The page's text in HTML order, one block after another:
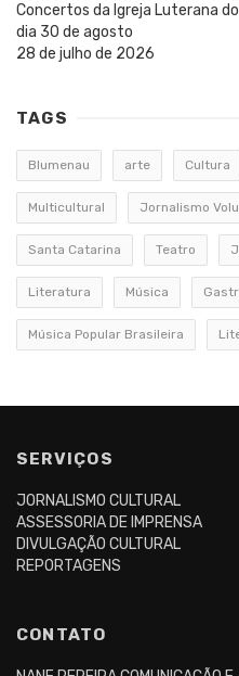
Concertos da Igreja Luterana
dia 30 de agosto
28 de julho de 2026
TAGS
Blumenau arte Cultura
Multicultural Jornalismo
Santa Catarina Teatro
Literatura Música
Música Popular Brasileira
SERVIÇOS
JORNALISMO CULTURAL
ASSESSORIA DE IMPRENSA
DIVULGAÇÃO CULTURAL
REPORTAGENS
CONTATO